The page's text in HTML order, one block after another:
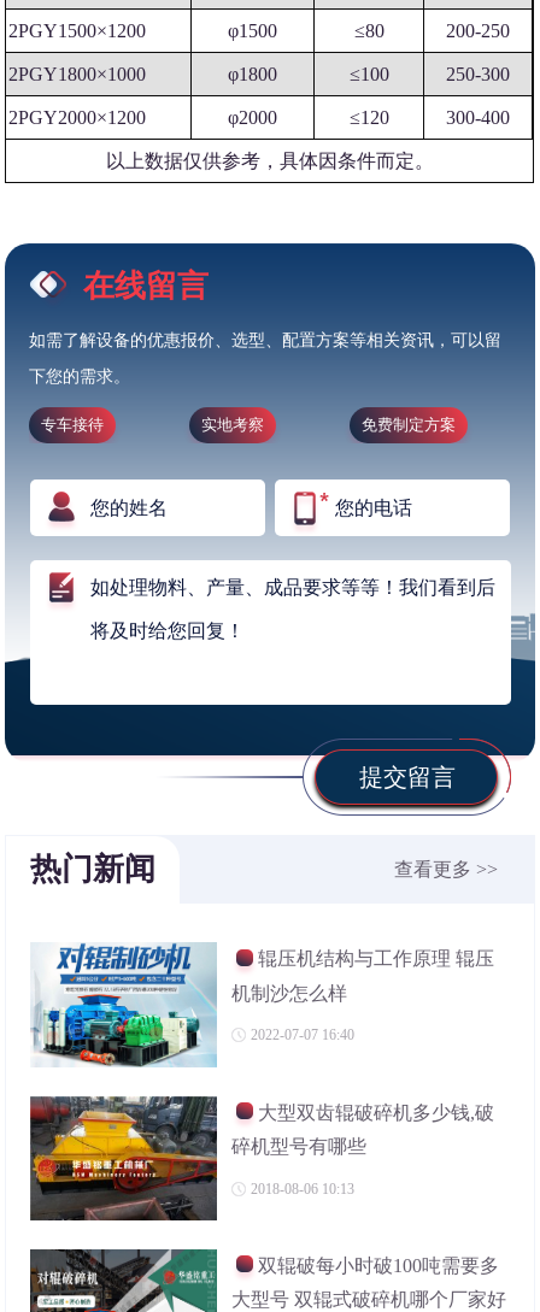
2PGY1500×1200 φ1500 ≤80 200-250
2PGY1800×1000 φ1800 ≤100 250-300
2PGY2000×1200 φ2000 ≤120 300-400
以上数据仅供参考，具体因条件而定。
在线留言
如需了解设备的优惠报价、选型、配置方案等相关资讯，可以留
下您的需求。
专车接待 实地考察 免费制定方案
提交留言
热门新闻 查看更多 >>
辊压机结构与工作原理 辊压
机制沙怎么样
2022-07-07 16:40
大型双齿辊破碎机多少钱,破
碎机型号有哪些
2018-08-06 10:13
双辊破每小时破100吨需要多
大型号 双辊式破碎机哪个厂家好